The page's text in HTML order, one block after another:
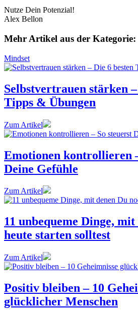
Nutze Dein Potenzial!
Alex Bellon
Mehr Artikel aus der Kategorie:
Mindset
Selbstvertrauen stärken
Tipps & Übungen
Zum Artikel
Emotionen kontrollieren
Deine Gefühle
Zum Artikel
11 unbequeme Dinge,
heute starten solltest
Zum Artikel
Positiv bleiben – 10
glücklicher Menschen